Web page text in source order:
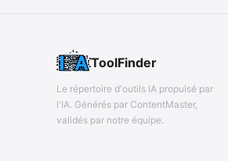
ToolFinder
Le répertoire d'outils IA propulsé par
l'IA. Générés par ContentMaster,
validés par notre équipe.